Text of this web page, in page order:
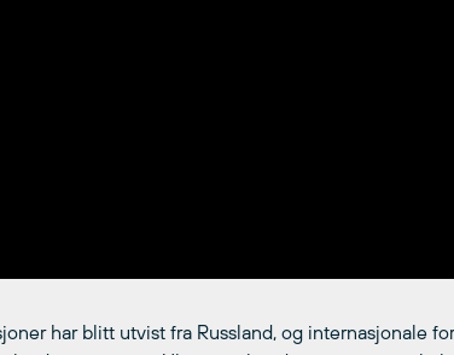
har blitt utvist fra Russland, og internasjonale